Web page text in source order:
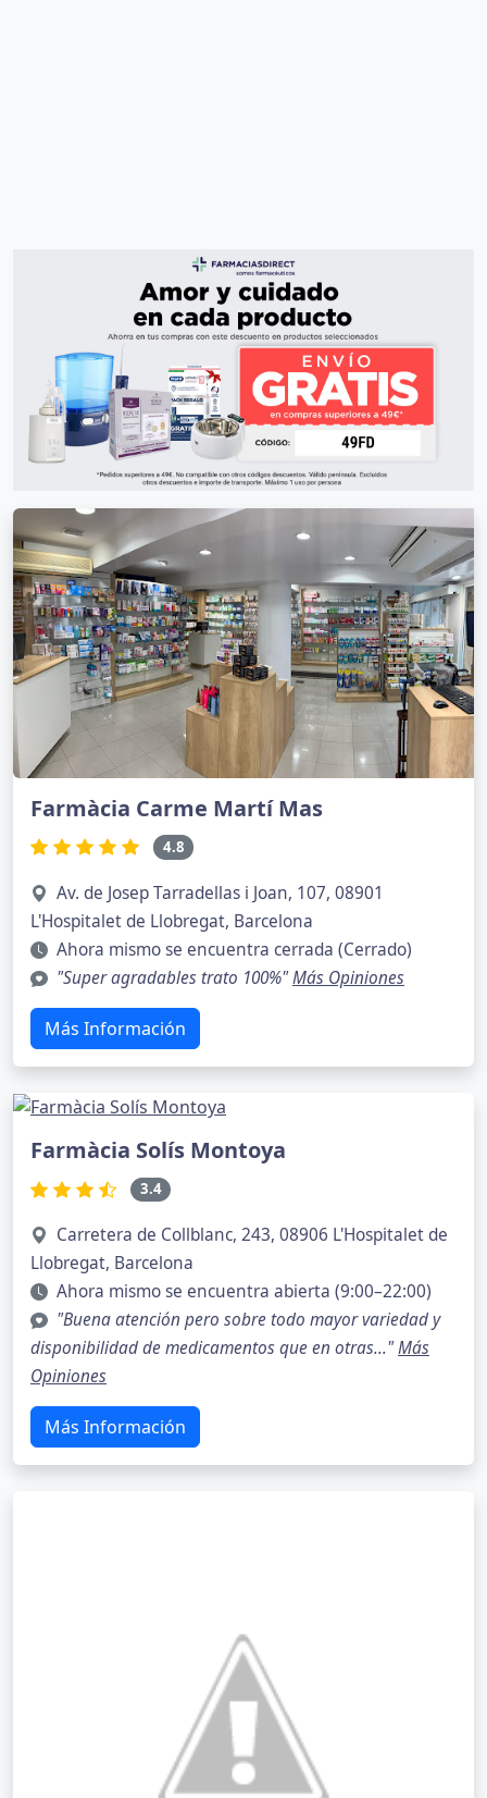
Farmàcia Carme Martí Mas
4.8
Av. de Josep Tarradellas i Joan, 107, 08901
L'Hospitalet de Llobregat, Barcelona
Ahora mismo se encuentra cerrada (Cerrado)
"Super agradables trato 100%"Más Opiniones
Más Información
Farmàcia Solís Montoya
3.4
Carretera de Collblanc, 243, 08906 L'Hospitalet de
Llobregat, Barcelona
Ahora mismo se encuentra abierta (9:00–22:00)
"Buena atención pero sobre todo mayor variedad y
disponibilidad de medicamentos que en otras..."Más
Opiniones
Más Información